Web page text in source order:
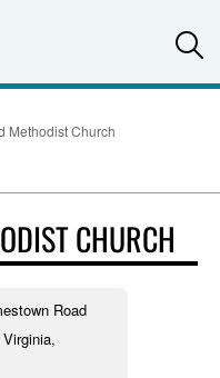
Methodist Church
CHURCH
Jamestown Road